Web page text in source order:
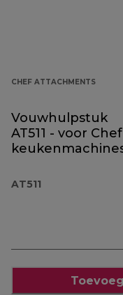
CHEF ATTACHMENTS
Vouwhulpstuk
AT511 - voor Chef
AT511